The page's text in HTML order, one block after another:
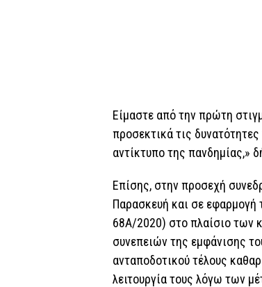
Είμαστε από την πρώτη
προσεκτικά τις
αντίκτυπο της πανδημίας,»
Επίσης, στην προσεχή
Παρασκευή και σε
68Α/2020) στo πλαίσιο των
συνεπειών της εμφάνισης
ανταποδοτικού τέλους
λειτουργία τους λόγω των